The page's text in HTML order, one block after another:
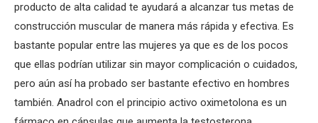
producto de alta calidad te ayudará a alcanzar tus metas de
construcción muscular de manera más rápida y efectiva. Es
bastante popular entre las mujeres ya que es de los pocos
que ellas podrían utilizar sin mayor complicación o cuidados,
pero aún así ha probado ser bastante efectivo en hombres
también. Anadrol con el principio activo oximetolona es un